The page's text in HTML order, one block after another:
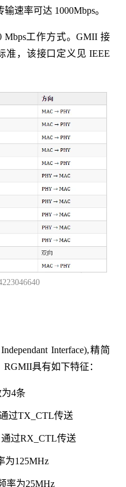
速率可达 1000Mbps。
Mbps工作方式。GMII 接
准，该接口定义见 IEEE
Interface),精简
具有如下特征：
4条
过TX_CTL传送
过RX_CTL传送
为125MHz
率为25MHz